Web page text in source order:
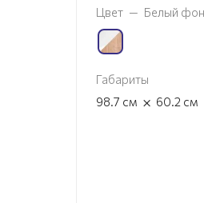
Цвет — Белый
Габариты
98.7 см × 60.2 см